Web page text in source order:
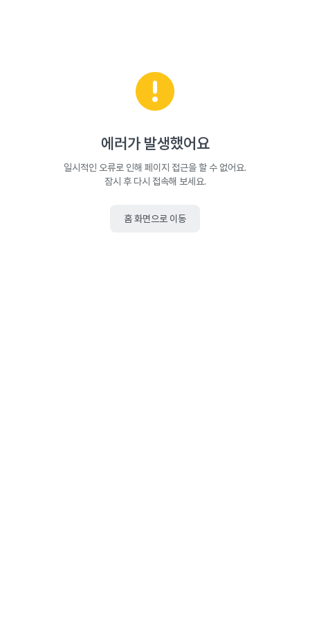
에러가 발생했어요
일시적인 오류로 인해 페이지 접근을 할 수 없어요.
잠시 후 다시 접속해 보세요.
홈 화면으로 이동